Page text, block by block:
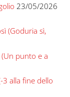
23/05/2026
(Goduria sì,
(Un punto e a
3 alla fine dello